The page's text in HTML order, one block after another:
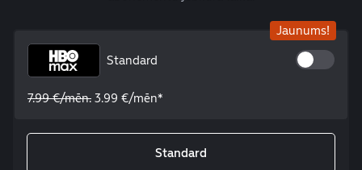
Standard
Jaunums!
7.99 €/mēn. 3.99 €/mēn*
Standard